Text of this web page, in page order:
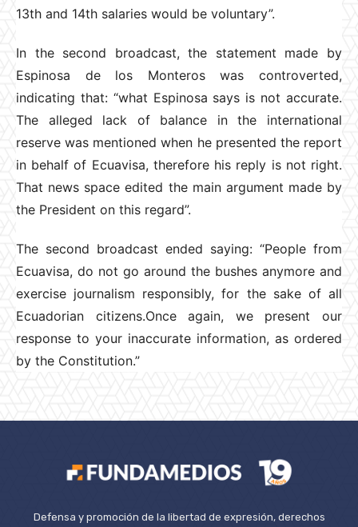
13th and 14th salaries would be voluntary”.
In the second broadcast, the statement made by
Espinosa de los Monteros was controverted,
indicating that: “what Espinosa says is not accurate.
The alleged lack of balance in the international
reserve was mentioned when he presented the report
in behalf of Ecuavisa, therefore his reply is not right.
That news space edited the main argument made by
the President on this regard”.
The second broadcast ended saying: “People from
Ecuavisa, do not go around the bushes anymore and
exercise journalism responsibly, for the sake of all
Ecuadorian citizens.Once again, we present our
response to your inaccurate information, as ordered
by the Constitution.”
Defensa y promoción de la libertad de expresión, derechos